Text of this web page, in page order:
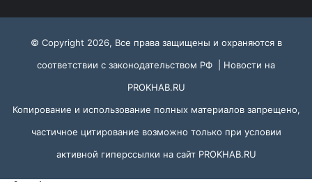
© Copyright 2026, Все права защищены и охраняются в
соответствии с законодательством РФ | Новости на
PROKHAB.RU
Копирование и использование полных материалов запрещено,
частичное цитирование возможно только при условии
активной гиперссылки на сайт PROKHAB.RU